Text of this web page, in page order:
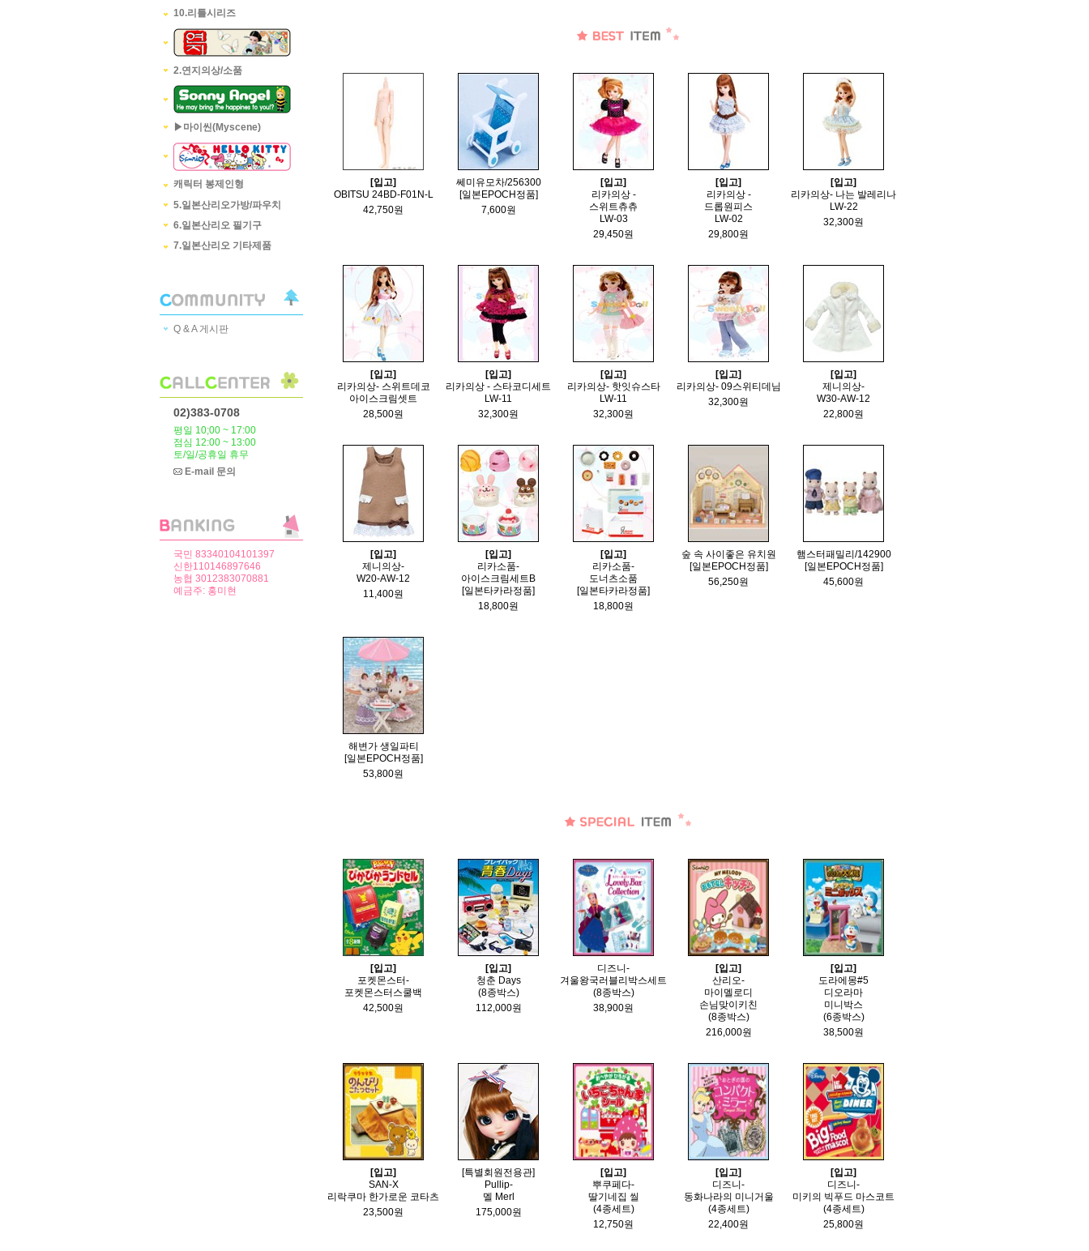
10.리틀시리즈
2.연지의상/소품
▶마이씬(Myscene)
캐릭터 봉제인형
5.일본산리오가방/파우치
6.일본산리오 필기구
7.일본산리오 기타제품
Q & A 게시판
02)383-0708
평일 10;00 ~ 17:00
점심 12:00 ~ 13:00
토/일/공휴일 휴무
E-mail 문의
국민 83340104101397
신한110146897646
농협 3012383070881
예금주: 홍미현
[입고]
OBITSU 24BD-F01N-L
42,750원
쎄미유모차/256300
[일본EPOCH정품]
7,600원
[입고]
리카의상 -
스위트츄츄
LW-03
29,450원
[입고]
리카의상 -
드롭원피스
LW-02
29,800원
[입고]
리카의상- 나는 발레리나
LW-22
32,300원
[입고]
리카의상- 스위트데코
아이스크림셋트
28,500원
[입고]
리카의상 - 스타코디세트
LW-11
32,300원
[입고]
리카의상- 핫잇슈스타
LW-11
32,300원
[입고]
리카의상- 09스위티데님
32,300원
[입고]
제니의상-
W30-AW-12
22,800원
[입고]
제니의상-
W20-AW-12
11,400원
[입고]
리카소품-
아이스크림세트B
[일본타카라정품]
18,800원
[입고]
리카소품-
도너츠소품
[일본타카라정품]
18,800원
숲 속 사이좋은 유치원
[일본EPOCH정품]
56,250원
햄스터패밀리/142900
[일본EPOCH정품]
45,600원
해변가 생일파티
[일본EPOCH정품]
53,800원
[입고]
포켓몬스터-
포켓몬스터스쿨백
42,500원
[입고]
청춘 Days
(8종박스)
112,000원
디즈니-
겨울왕국러블리박스세트
(8종박스)
38,900원
[입고]
산리오-
마이멜로디
손님맞이키친
(8종박스)
216,000원
[입고]
도라에몽#5
디오라마
미니박스
(6종박스)
38,500원
[입고]
SAN-X
리락쿠마 한가로운 코타츠
23,500원
[특별회원전용관]
Pullip-
멜 Merl
175,000원
[입고]
뿌쿠페다-
딸기네집 씰
(4종세트)
12,750원
[입고]
디즈니-
동화나라의 미니거울
(4종세트)
22,400원
[입고]
디즈니-
미키의 빅푸드 마스코트
(4종세트)
25,800원